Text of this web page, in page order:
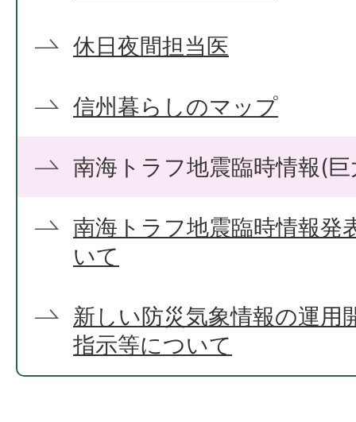
休日夜間担当医
信州暮らしのマップ
南海トラフ地震臨時情報(
南海トラフ地震臨時情報発
いて
新しい防災気象情報の運用
指示等について